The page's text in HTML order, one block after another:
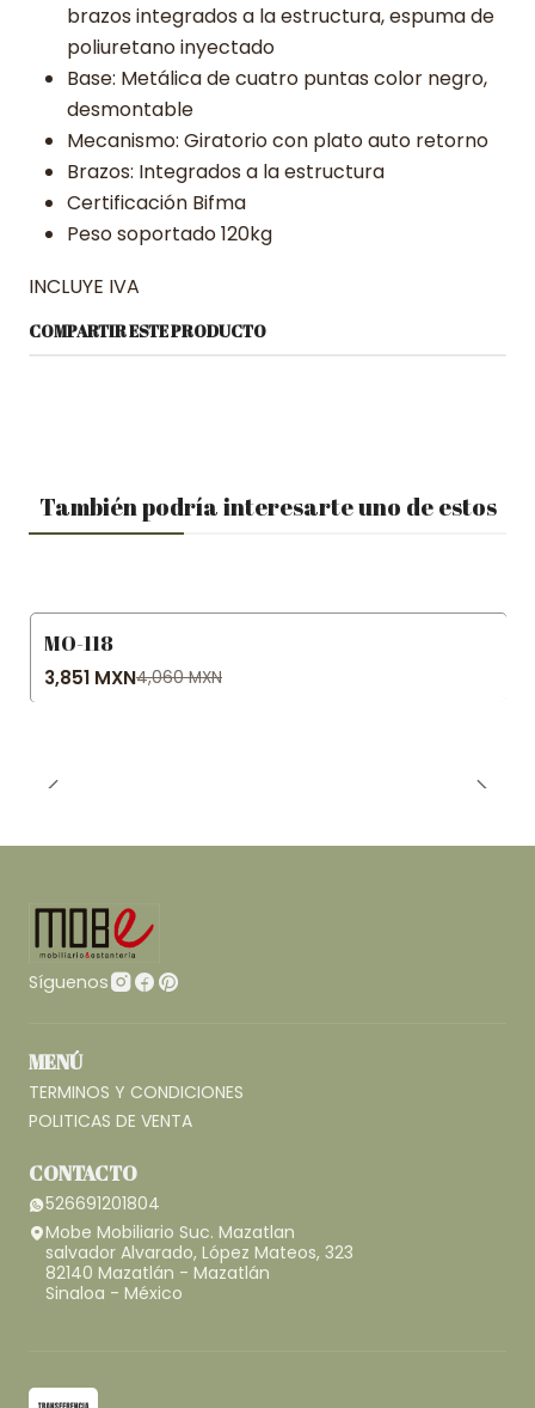
brazos integrados a la estructura, espuma de
poliuretano inyectado
Base: Metálica de cuatro puntas color negro,
desmontable
Mecanismo: Giratorio con plato auto retorno
Brazos: Integrados a la estructura
Certificación Bifma
Peso soportado 120kg
INCLUYE IVA
COMPARTIR ESTE PRODUCTO
También podría interesarte uno de estos
-5% OFF
MO-118
3,851 MXN4,060 MXN
Síguenos
MENÚ
TERMINOS Y CONDICIONES
POLITICAS DE VENTA
CONTACTO
526691201804
Mobe Mobiliario Suc. Mazatlan
salvador Alvarado, López Mateos, 323
82140 Mazatlán - Mazatlán
Sinaloa - México